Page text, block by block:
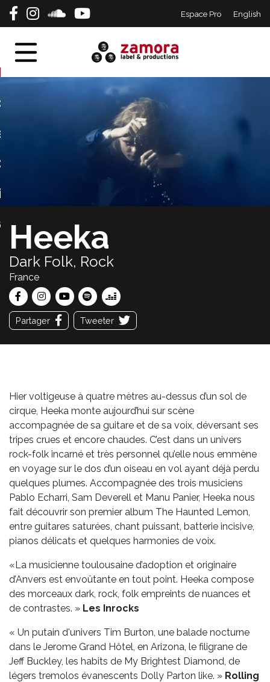
Espace Pro English
Heeka
Dark Folk, Rock
France
Partager Tweeter
Hier voltigeuse à quatre mètres au-dessus d’un sol de
cirque, Heeka monte aujourd’hui sur scène
accompagnée de sa guitare et de sa voix, déversant ses
tripes crues et encore chaudes. C’est dans un univers
rock-folk incarné et très personnel qu’elle nous emmène
en voyage sur le dos d’un oiseau en vol ayant déjà perdu
quelques plumes. Accompagnée des trois musiciens
Pablo Echarri, Sam Deverell et Manu Panier, Heeka nous
fait découvrir son premier album The Haunted Lemon,
entre guitares saturées, chant puissant, batterie incisive,
pianos délicats et quelques harmonies de voix.
«La musicienne toulousaine d’adoption et originaire
d’Anvers est envoûtante en tout point. Heeka compose
des morceaux dark, rock, folk empreints de nuances et
de contrastes. » Les Inrocks
« Un putain d'univers Tim Burton, une balade nocturne
dans le Jerome Grand Hôtel, en Arizona, le filigrane de
Jeff Buckley, les habits de My Brightest Diamond, de
légers tremolos évanescents Dolly Parton like. » Rolling